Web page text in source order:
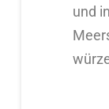
und